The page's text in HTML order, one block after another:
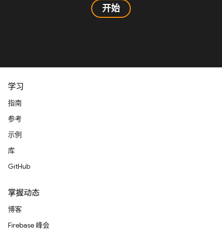
开始
学习
指南
参考
示例
库
GitHub
掌握动态
博客
Firebase 峰会